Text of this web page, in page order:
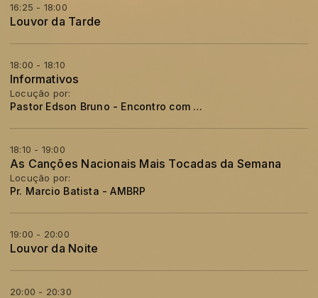
16:25 - 18:00
Louvor da Tarde
18:00 - 18:10
Informativos
Locução por:
Pastor Edson Bruno - Encontro com a Palavra
18:10 - 19:00
As Canções Nacionais Mais Tocadas da Semana
Locução por:
Pr. Marcio Batista - AMBRP
19:00 - 20:00
Louvor da Noite
20:00 - 20:30